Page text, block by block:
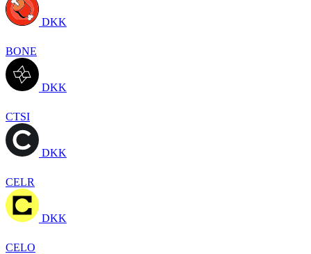
DKK
BONE
DKK
CTSI
DKK
CELR
DKK
CELO